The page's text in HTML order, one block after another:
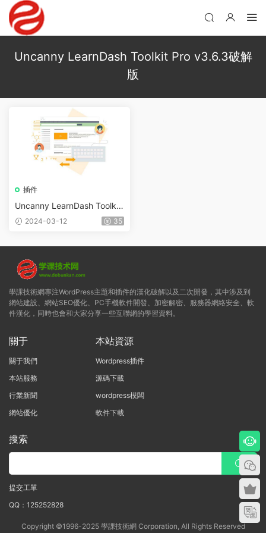
Uncanny LearnDash Toolkit Pro v3.6.3破解
版
插件
Uncanny LearnDash Toolkit
Pro v4.20無限制版
2024-03-12 35
學課技術網專注WordPress主題和插件的漢化破解以及二次開發，其中涉及到
網站建設、網站SEO優化、PC手機軟件開發、加密解密、服務器網絡安全、軟
件漢化，同時也會和大家分享一些互聯網的學習資料。
關于
關于我們
本站服務
行業新聞
網站優化
本站資源
Wordpress插件
源碼下載
wordpress模闆
軟件下載
搜索
提交工單
QQ：125252828
Copyright ©1996-2025 學課技術網 Corporation, All Rights Reserved